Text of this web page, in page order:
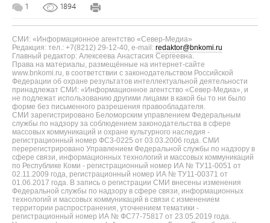
1 1894
СМИ: «Информационное агентство «Север-Медиа»
Редакция: тел.: +7(8212) 29-12-40, e-mail: redaktor@bnkomi.ru
Главный редактор: Алексеева Анастасия Сергеевна.
Права на материалы, размещённые на интернет-сайте
www.bnkomi.ru, в соответствии с законодательством Российской
Федерации об охране результатов интеллектуальной деятельности
принадлежат СМИ: «Информационное агентство «Север-Медиа», и
не подлежат использованию другими лицами в какой бы то ни было
форме без письменного разрешения правообладателя.
СМИ зарегистрировано Беломорским управлением Федеральным
службы по надзору за соблюдением законодательства в сфере
массовых коммуникаций и охране культурного наследия -
регистрационный номер ФС3-0225 от 03.03.2006 года. СМИ
перерегистрировано Управлением Федеральной службы по надзору в
сфере связи, информационных технологий и массовых коммуникаций
по Республике Коми - регистрационный номер ИА № ТУ11-0051 от
02.11.2009 года, регистрационный номер ИА № ТУ11-00371 от
01.06.2017 года. В запись о регистрации СМИ внесены изменения
Федеральной службы по надзору в сфере связи, информационных
технологий и массовых коммуникаций в связи с изменением
территории распространения, уточнением тематики -
регистрационный номер ИА № ФС77-75817 от 23.05.2019 года.